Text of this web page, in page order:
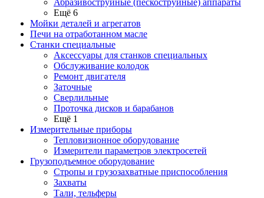
Абразивоструйные (пескоструйные) аппараты
Ещё 6
Мойки деталей и агрегатов
Печи на отработанном масле
Станки специальные
Аксессуары для станков специальных
Обслуживание колодок
Ремонт двигателя
Заточные
Сверлильные
Проточка дисков и барабанов
Ещё 1
Измерительные приборы
Тепловизионное оборудование
Измерители параметров электросетей
Грузоподъемное оборудование
Стропы и грузозахватные приспособления
Захваты
Тали, тельферы